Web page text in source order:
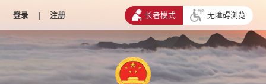
登录 | 注册 长者模式 无障碍浏览